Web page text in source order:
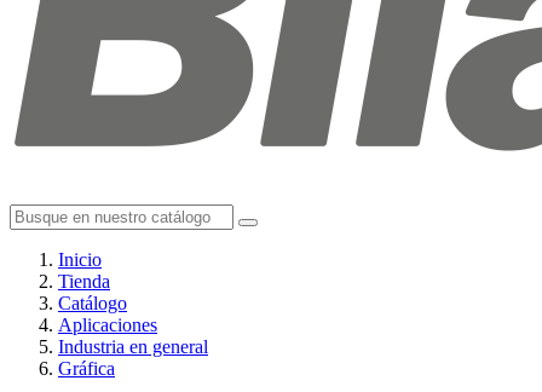
Inicio
Tienda
Catálogo
Aplicaciones
Industria en general
Gráfica